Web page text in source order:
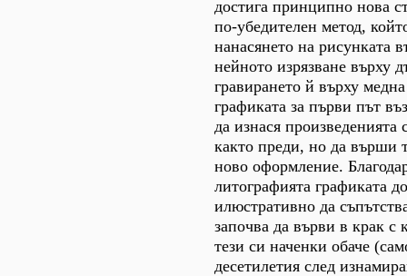
достига принципно нова
по-убедителен метод,
нанасянето на рисунката
нейното изрязване върху
гравирането й върху
графиката за първи път
да изнася произведенията
както преди, но да върши
ново оформление.
литографията графиката
илюстративно да
започва да върви в крак с
тези си наченки обаче
десетилетия след